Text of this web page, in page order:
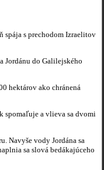
spája s prechodom Izraelitov
Jordánu do Galilejského
hektárov ako chránená
spomaľuje a vlieva sa dvomi
Navyše vody Jordána sa
sa slová bedákajúceho